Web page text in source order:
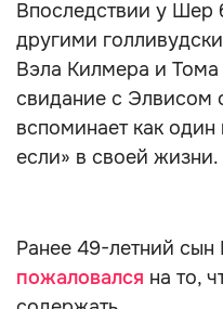
Впоследствии у Шер
другими
Вэла Килмера и
свидание с Элвисом
вспоминает как один
если» в своей жизни.
Ранее 49-летний
пожаловался на то,